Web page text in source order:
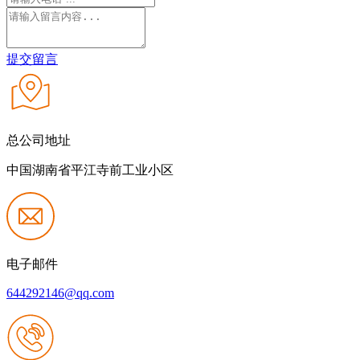
提交留言
总公司地址
中国湖南省平江寺前工业小区
电子邮件
644292146@qq.com